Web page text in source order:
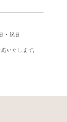
・祝日
いたします。